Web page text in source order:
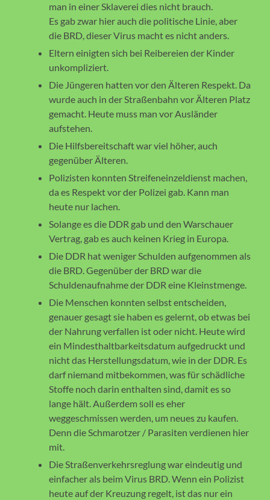
man in einer Sklaverei dies nicht brauch.
Es gab zwar hier auch die politische Linie, aber
die BRD, dieser Virus macht es nicht anders.
Eltern einigten sich bei Reibereien der Kinder
unkompliziert.
Die Jüngeren hatten vor den Älteren Respekt. Da
wurde auch in der Straßenbahn vor Älteren Platz
gemacht. Heute muss man vor Ausländer
aufstehen.
Die Hilfsbereitschaft war viel höher, auch
gegenüber Älteren.
Polizisten konnten Streifeneinzeldienst machen,
da es Respekt vor der Polizei gab. Kann man
heute nur lachen.
Solange es die DDR gab und den Warschauer
Vertrag, gab es auch keinen Krieg in Europa.
Die DDR hat weniger Schulden aufgenommen als
die BRD. Gegenüber der BRD war die
Schuldenaufnahme der DDR eine Kleinstmenge.
Die Menschen konnten selbst entscheiden,
genauer gesagt sie haben es gelernt, ob etwas bei
der Nahrung verfallen ist oder nicht. Heute wird
ein Mindesthaltbarkeitsdatum aufgedruckt und
nicht das Herstellungsdatum, wie in der DDR. Es
darf niemand mitbekommen, was für schädliche
Stoffe noch darin enthalten sind, damit es so
lange hält. Außerdem soll es eher
weggeschmissen werden, um neues zu kaufen.
Denn die Schmarotzer / Parasiten verdienen hier
mit.
Die Straßenverkehrsreglung war eindeutig und
einfacher als beim Virus BRD. Wenn ein Polizist
heute auf der Kreuzung regelt, ist das nur ein